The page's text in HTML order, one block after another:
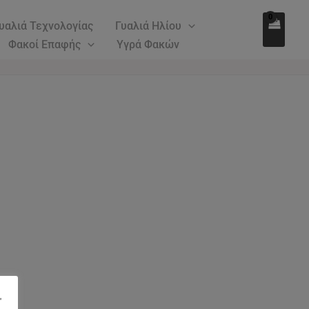
Τεχνολογίας
Γυαλιά Ηλίου
Φακοί Επαφής
Υγρά Φακών